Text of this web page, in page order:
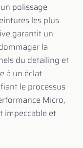
polissage
les plus
garantit un
la
du detailing et
à un éclat
le processus
Micro,
impeccable et